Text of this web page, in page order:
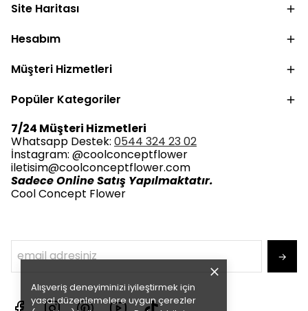
Alışveriş deneyiminizi iyileştirmek için
yasal düzenlemelere uygun çerezler
Site Haritası
Hesabım
Müşteri Hizmetleri
Popüler Kategoriler
7/24 Müşteri Hizmetleri
Whatsapp Destek: 0544 324 23 02
İnstagram: @coolconceptflower
iletisim@coolconceptflower.com
Sadece Online Satış Yapılmaktatır.
Cool Concept Flower
→